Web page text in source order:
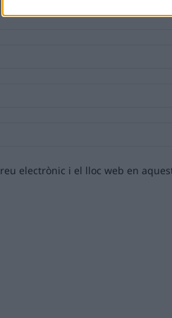
electrònic i el lloc web en